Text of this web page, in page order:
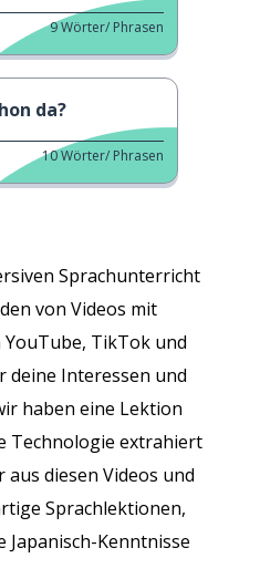
Sprachunterricht
von Videos mit
TikTok und
deine Interessen und
haben eine Lektion
Technologie extrahiert
diesen Videos und
Sprachlektionen,
Japanisch-Kenntnisse
9Wörter/ Phrasen
da?
10Wörter/ Phrasen